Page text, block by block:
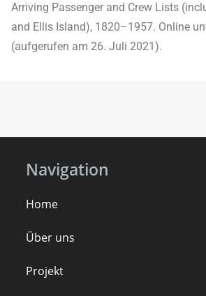
Arriving Passenger and Crew Lists
and Ellis Island), 1820–1957. Online
(aufgerufen am 26. Juli 2021).
Navigation
Home
Über uns
Projekt